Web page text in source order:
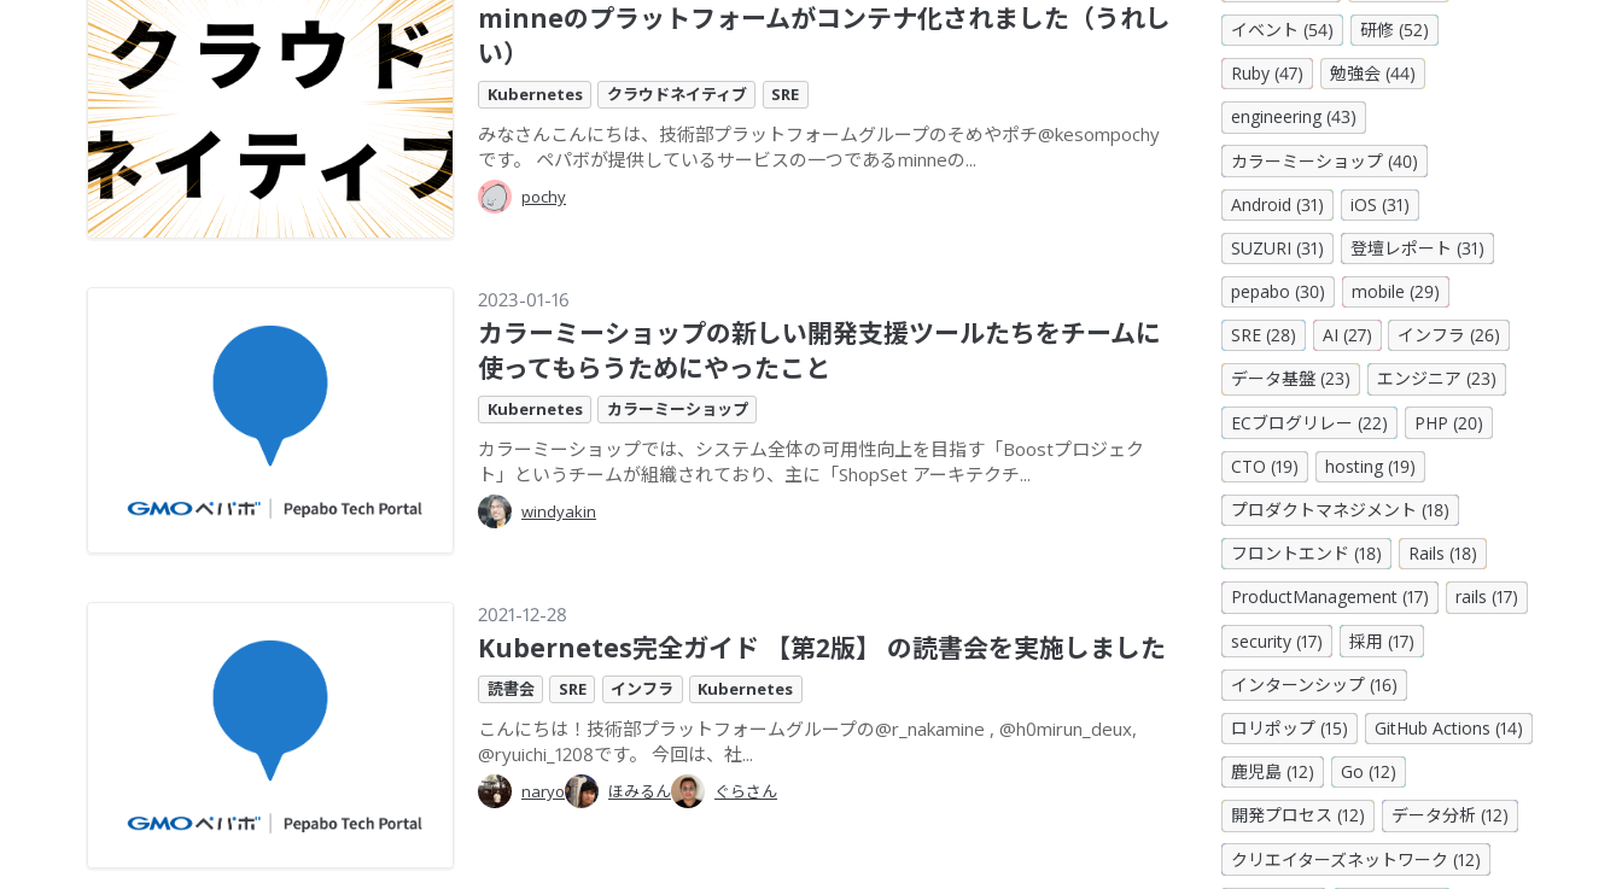
minneのプラットフォームがコンテナ化されました（うれし
い）
Kubernetes クラウドネイティブ SRE
みなさんこんにちは、技術部プラットフォームグループのそめやポチ@kesompochy
です。 ペパボが提供しているサービスの一つであるminneの...
pochy
2023-01-16
カラーミーショップの新しい開発支援ツールたちをチームに
使ってもらうためにやったこと
Kubernetes カラーミーショップ
カラーミーショップでは、システム全体の可用性向上を目指す「Boostプロジェク
ト」というチームが組織されており、主に「ShopSet アーキテクチ...
windyakin
2021-12-28
Kubernetes完全ガイド 【第2版】 の読書会を実施しました
読書会 SRE インフラ Kubernetes
こんにちは！技術部プラットフォームグループの@r_nakamine , @h0mirun_deux,
@ryuichi_1208です。 今回は、社...
naryo ほみるん ぐらさん
イベント (54)
研修 (52)
Ruby (47)
勉強会 (44)
engineering (43)
カラーミーショップ (40)
Android (31)
iOS (31)
SUZURI (31)
登壇レポート (31)
pepabo (30)
mobile (29)
SRE (28)
AI (27)
インフラ (26)
データ基盤 (23)
エンジニア (23)
ECブログリレー (22)
PHP (20)
CTO (19)
hosting (19)
プロダクトマネジメント (18)
フロントエンド (18)
Rails (18)
ProductManagement (17)
rails (17)
security (17)
採用 (17)
インターンシップ (16)
ロリポップ (15)
GitHub Actions (14)
鹿児島 (12)
Go (12)
開発プロセス (12)
データ分析 (12)
クリエイターズネットワーク (12)